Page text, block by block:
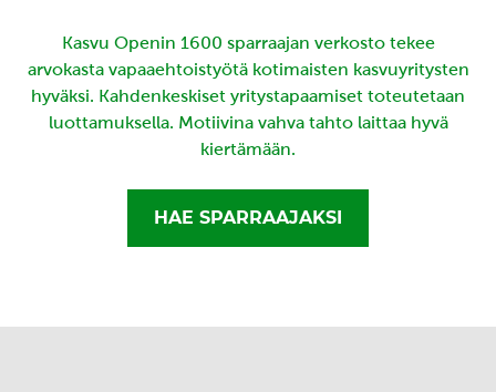
Kasvu Openin 1600 sparraajan verkosto tekee
arvokasta vapaaehtoistyötä kotimaisten kasvuyritysten
hyväksi. Kahdenkeskiset yritystapaamiset toteutetaan
luottamuksella. Motiivina vahva tahto laittaa hyvä
kiertämään.
HAE SPARRAAJAKSI